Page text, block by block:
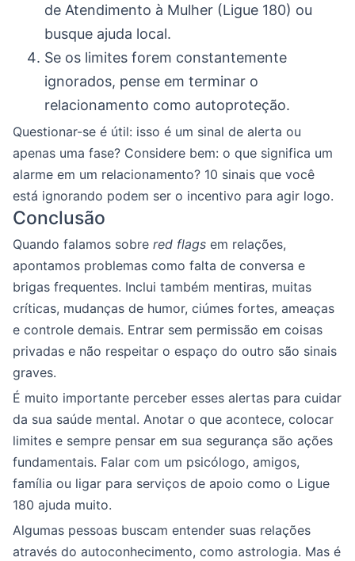
de Atendimento à Mulher (Ligue 180) ou
busque ajuda local.
Se os limites forem constantemente
ignorados, pense em terminar o
relacionamento como autoproteção.
Questionar-se é útil: isso é um sinal de alerta ou
apenas uma fase? Considere bem: o que significa um
alarme em um relacionamento? 10 sinais que você
está ignorando podem ser o incentivo para agir logo.
Conclusão
Quando falamos sobre red flags em relações,
apontamos problemas como falta de conversa e
brigas frequentes. Inclui também mentiras, muitas
críticas, mudanças de humor, ciúmes fortes, ameaças
e controle demais. Entrar sem permissão em coisas
privadas e não respeitar o espaço do outro são sinais
graves.
É muito importante perceber esses alertas para cuidar
da sua saúde mental. Anotar o que acontece, colocar
limites e sempre pensar em sua segurança são ações
fundamentais. Falar com um psicólogo, amigos,
família ou ligar para serviços de apoio como o Ligue
180 ajuda muito.
Algumas pessoas buscam entender suas relações
através do autoconhecimento, como astrologia. Mas é